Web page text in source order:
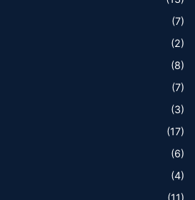
(7)
(2)
(8)
(7)
(3)
(17)
(6)
(4)